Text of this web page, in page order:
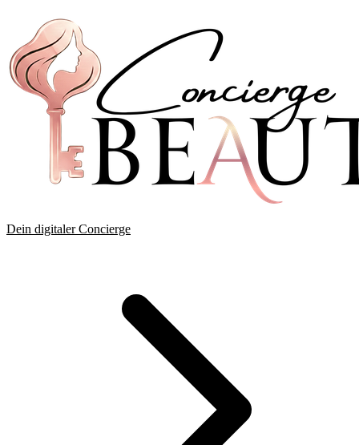
Dein digitaler Concierge